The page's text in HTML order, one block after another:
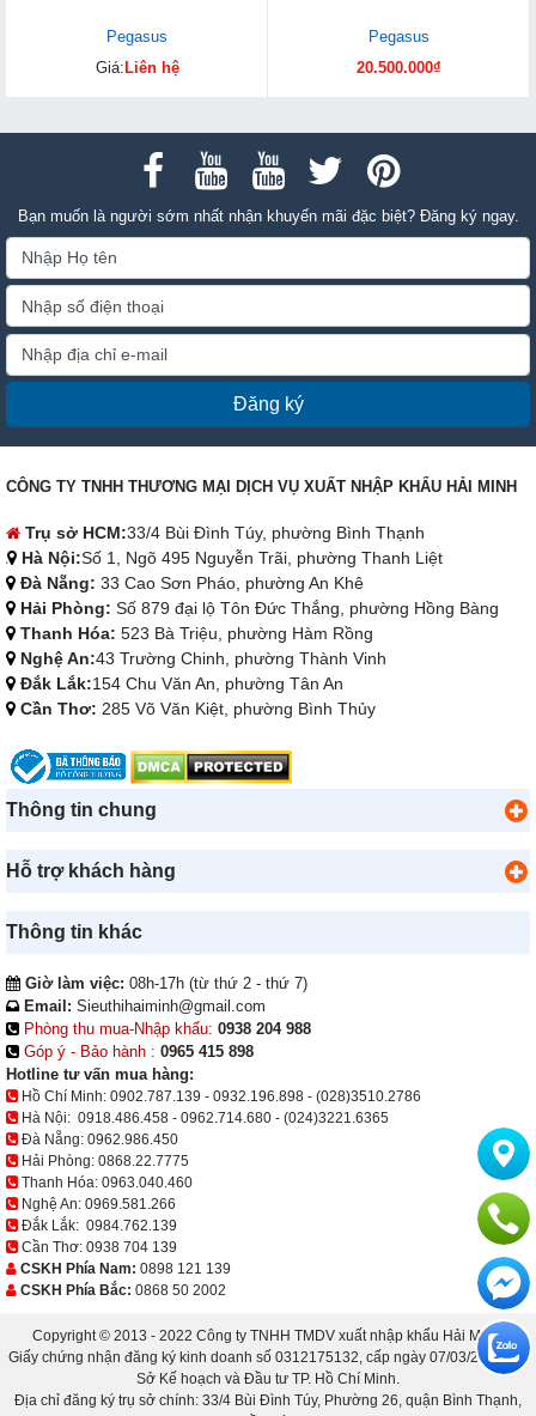
Pegasus
Giá: Liên hệ
Pegasus
20.500.000₫
Bạn muốn là người sớm nhất nhận khuyến mãi đặc biệt? Đăng ký ngay.
Đăng ký
CÔNG TY TNHH THƯƠNG MẠI DỊCH VỤ XUẤT NHẬP KHẨU HẢI MINH
Trụ sở HCM:33/4 Bùi Đình Túy, phường Bình Thạnh
Hà Nội:Số 1, Ngõ 495 Nguyễn Trãi, phường Thanh Liệt
Đà Nẵng: 33 Cao Sơn Pháo, phường An Khê
Hải Phòng: Số 879 đại lộ Tôn Đức Thắng, phường Hồng Bàng
Thanh Hóa: 523 Bà Triệu, phường Hàm Rồng
Nghệ An:43 Trường Chinh, phường Thành Vinh
Đắk Lắk:154 Chu Văn An, phường Tân An
Cần Thơ: 285 Võ Văn Kiệt, phường Bình Thủy
Thông tin chung
Hỗ trợ khách hàng
Thông tin khác
Giờ làm việc: 08h-17h (từ thứ 2 - thứ 7)
Email: Sieuthihaiminh@gmail.com
Phòng thu mua-Nhập khẩu: 0938 204 988
Góp ý - Bảo hành : 0965 415 898
Hotline tư vấn mua hàng:
Hồ Chí Minh: 0902.787.139 - 0932.196.898 - (028)3510.2786
Hà Nội: 0918.486.458 - 0962.714.680 - (024)3221.6365
Đà Nẵng: 0962.986.450
Hải Phòng: 0868.22.7775
Thanh Hóa: 0963.040.460
Nghệ An: 0969.581.266
Đắk Lắk: 0984.762.139
Cần Thơ: 0938 704 139
CSKH Phía Nam: 0898 121 139
CSKH Phía Bắc: 0868 50 2002
Copyright © 2013 - 2022 Công ty TNHH TMDV xuất nhập khẩu Hải Minh.
Giấy chứng nhận đăng ký kinh doanh số 0312175132, cấp ngày 07/03/2013 bởi
Sở Kế hoạch và Đầu tư TP. Hồ Chí Minh.
Địa chỉ đăng ký trụ sở chính: 33/4 Bùi Đình Túy, Phường 26, quận Bình Thạnh,